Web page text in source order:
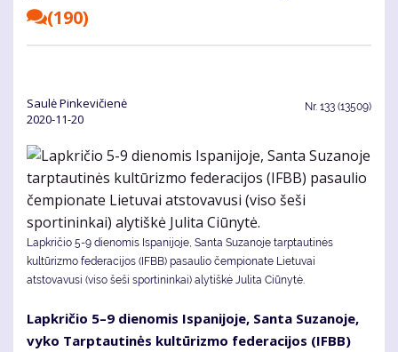
(190)
Saulė Pinkevičienė
2020-11-20
Nr. 133 (13509)
Lapkričio 5-9 dienomis Ispanijoje, Santa Suzanoje tarptautinės
kultūrizmo federacijos (IFBB) pasaulio čempionate Lietuvai
atstovavusi (viso šeši sportininkai) alytiškė Julita Ciūnytė.
Lap­kri­čio 5–9 die­no­mis Is­pa­ni­jo­je, San­ta Su­za­no­je,
vy­ko Tarp­tau­ti­nės kul­tū­riz­mo fe­de­ra­ci­jos (IFBB)